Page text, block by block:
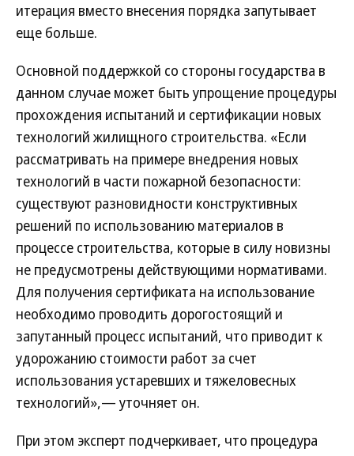
итерация вместо внесения порядка запутывает
еще больше.
Основной поддержкой со стороны государства в
данном случае может быть упрощение процедуры
прохождения испытаний и сертификации новых
технологий жилищного строительства. «Если
рассматривать на примере внедрения новых
технологий в части пожарной безопасности:
существуют разновидности конструктивных
решений по использованию материалов в
процессе строительства, которые в силу новизны
не предусмотрены действующими нормативами.
Для получения сертификата на использование
необходимо проводить дорогостоящий и
запутанный процесс испытаний, что приводит к
удорожанию стоимости работ за счет
использования устаревших и тяжеловесных
технологий»,— уточняет он.
При этом эксперт подчеркивает, что процедура